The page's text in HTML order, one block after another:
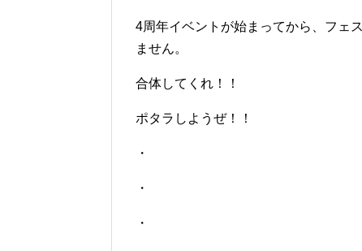
4周年イベントが始まってから、フェ
ません。
合体してくれ！！
ポタラしようぜ！！
・
・
・